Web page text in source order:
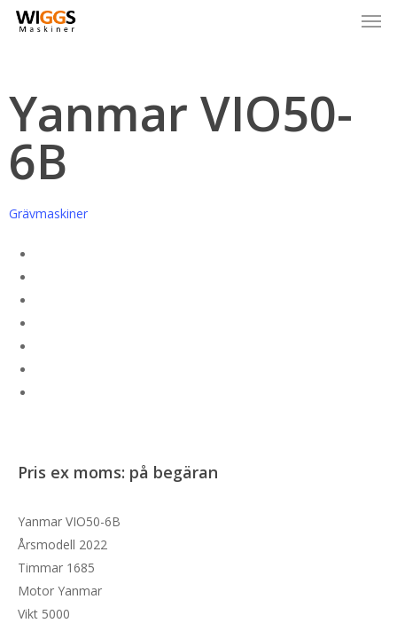
Skip
Yanmar VIO50-
6B
Grävmaskiner
Pris ex moms: på begäran
Yanmar VIO50-6B
Årsmodell 2022
Timmar 1685
Motor Yanmar
Vikt 5000